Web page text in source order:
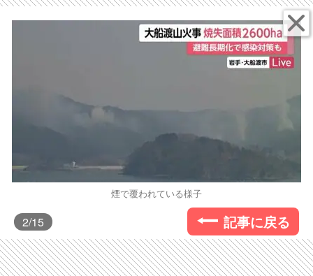
煙で覆われている様子
2/15 記事に戻る